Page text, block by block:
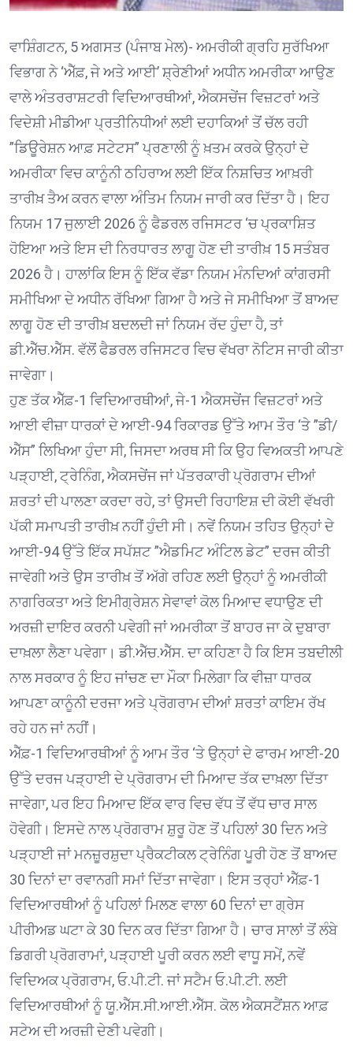
ਵਾਸ਼ਿੰਗਟਨ, 5 ਅਗਸਤ (ਪੰਜਾਬ ਮੇਲ)- ਅਮਰੀਕੀ ਗ੍ਰਹਿ ਸੁਰੱਖਿਆ
ਵਿਭਾਗ ਨੇ ‘ਐੱਫ਼, ਜੇ ਅਤੇ ਆਈ’ ਸ਼੍ਰੇਣੀਆਂ ਅਧੀਨ ਅਮਰੀਕਾ ਆਉਣ
ਵਾਲੇ ਅੰਤਰਰਾਸ਼ਟਰੀ ਵਿਦਿਆਰਥੀਆਂ, ਐਕਸਚੇਂਜ ਵਿਜ਼ਟਰਾਂ ਅਤੇ
ਵਿਦੇਸ਼ੀ ਮੀਡੀਆ ਪ੍ਰਤੀਨਿਧੀਆਂ ਲਈ ਦਹਾਕਿਆਂ ਤੋਂ ਚੱਲ ਰਹੀ
”ਡਿਊਰੇਸ਼ਨ ਆਫ਼ ਸਟੇਟਸ” ਪ੍ਰਣਾਲੀ ਨੂੰ ਖ਼ਤਮ ਕਰਕੇ ਉਨ੍ਹਾਂ ਦੇ
ਅਮਰੀਕਾ ਵਿਚ ਕਾਨੂੰਨੀ ਠਹਿਰਾਅ ਲਈ ਇੱਕ ਨਿਸ਼ਚਿਤ ਆਖ਼ਰੀ
ਤਾਰੀਖ਼ ਤੈਅ ਕਰਨ ਵਾਲਾ ਅੰਤਿਮ ਨਿਯਮ ਜਾਰੀ ਕਰ ਦਿੱਤਾ ਹੈ। ਇਹ
ਨਿਯਮ 17 ਜੁਲਾਈ 2026 ਨੂੰ ਫੈਡਰਲ ਰਜਿਸਟਰ ‘ਚ ਪ੍ਰਕਾਸ਼ਿਤ
ਹੋਇਆ ਅਤੇ ਇਸ ਦੀ ਨਿਰਧਾਰਤ ਲਾਗੂ ਹੋਣ ਦੀ ਤਾਰੀਖ਼ 15 ਸਤੰਬਰ
2026 ਹੈ। ਹਾਲਾਂਕਿ ਇਸ ਨੂੰ ਇੱਕ ਵੱਡਾ ਨਿਯਮ ਮੰਨਦਿਆਂ ਕਾਂਗਰਸੀ
ਸਮੀਖਿਆ ਦੇ ਅਧੀਨ ਰੱਖਿਆ ਗਿਆ ਹੈ ਅਤੇ ਜੇ ਸਮੀਖਿਆ ਤੋਂ ਬਾਅਦ
ਲਾਗੂ ਹੋਣ ਦੀ ਤਾਰੀਖ਼ ਬਦਲਦੀ ਜਾਂ ਨਿਯਮ ਰੱਦ ਹੁੰਦਾ ਹੈ, ਤਾਂ
ਡੀ.ਐੱਚ.ਐੱਸ. ਵੱਲੋਂ ਫੈਡਰਲ ਰਜਿਸਟਰ ਵਿਚ ਵੱਖਰਾ ਨੋਟਿਸ ਜਾਰੀ ਕੀਤਾ
ਜਾਵੇਗਾ।
ਹੁਣ ਤੱਕ ਐੱਫ਼-1 ਵਿਦਿਆਰਥੀਆਂ, ਜੇ-1 ਐਕਸਚੇਂਜ ਵਿਜ਼ਟਰਾਂ ਅਤੇ
ਆਈ ਵੀਜ਼ਾ ਧਾਰਕਾਂ ਦੇ ਆਈ-94 ਰਿਕਾਰਡ ਉੱਤੇ ਆਮ ਤੌਰ ‘ਤੇ ”ਡੀ/
ਐੱਸ” ਲਿਖਿਆ ਹੁੰਦਾ ਸੀ, ਜਿਸਦਾ ਅਰਥ ਸੀ ਕਿ ਉਹ ਵਿਅਕਤੀ ਆਪਣੇ
ਪੜ੍ਹਾਈ, ਟ੍ਰੇਨਿੰਗ, ਐਕਸਚੇਂਜ ਜਾਂ ਪੱਤਰਕਾਰੀ ਪ੍ਰੋਗਰਾਮ ਦੀਆਂ
ਸ਼ਰਤਾਂ ਦੀ ਪਾਲਣਾ ਕਰਦਾ ਰਹੇ, ਤਾਂ ਉਸਦੀ ਰਿਹਾਇਸ਼ ਦੀ ਕੋਈ ਵੱਖਰੀ
ਪੱਕੀ ਸਮਾਪਤੀ ਤਾਰੀਖ਼ ਨਹੀਂ ਹੁੰਦੀ ਸੀ। ਨਵੇਂ ਨਿਯਮ ਤਹਿਤ ਉਨ੍ਹਾਂ ਦੇ
ਆਈ-94 ਉੱਤੇ ਇੱਕ ਸਪੱਸ਼ਟ ”ਐਡਮਿਟ ਅੰਟਿਲ ਡੇਟ” ਦਰਜ ਕੀਤੀ
ਜਾਵੇਗੀ ਅਤੇ ਉਸ ਤਾਰੀਖ਼ ਤੋਂ ਅੱਗੇ ਰਹਿਣ ਲਈ ਉਨ੍ਹਾਂ ਨੂੰ ਅਮਰੀਕੀ
ਨਾਗਰਿਕਤਾ ਅਤੇ ਇਮੀਗ੍ਰੇਸ਼ਨ ਸੇਵਾਵਾਂ ਕੋਲ ਮਿਆਦ ਵਧਾਉਣ ਦੀ
ਅਰਜ਼ੀ ਦਾਇਰ ਕਰਨੀ ਪਵੇਗੀ ਜਾਂ ਅਮਰੀਕਾ ਤੋਂ ਬਾਹਰ ਜਾ ਕੇ ਦੁਬਾਰਾ
ਦਾਖ਼ਲਾ ਲੈਣਾ ਪਵੇਗਾ। ਡੀ.ਐੱਚ.ਐੱਸ. ਦਾ ਕਹਿਣਾ ਹੈ ਕਿ ਇਸ ਤਬਦੀਲੀ
ਨਾਲ ਸਰਕਾਰ ਨੂੰ ਇਹ ਜਾਂਚਣ ਦਾ ਮੌਕਾ ਮਿਲੇਗਾ ਕਿ ਵੀਜ਼ਾ ਧਾਰਕ
ਆਪਣਾ ਕਾਨੂੰਨੀ ਦਰਜਾ ਅਤੇ ਪ੍ਰੋਗਰਾਮ ਦੀਆਂ ਸ਼ਰਤਾਂ ਕਾਇਮ ਰੱਖ
ਰਹੇ ਹਨ ਜਾਂ ਨਹੀਂ।
ਐੱਫ਼-1 ਵਿਦਿਆਰਥੀਆਂ ਨੂੰ ਆਮ ਤੌਰ ‘ਤੇ ਉਨ੍ਹਾਂ ਦੇ ਫਾਰਮ ਆਈ-20
ਉੱਤੇ ਦਰਜ ਪੜ੍ਹਾਈ ਦੇ ਪ੍ਰੋਗਰਾਮ ਦੀ ਮਿਆਦ ਤੱਕ ਦਾਖ਼ਲਾ ਦਿੱਤਾ
ਜਾਵੇਗਾ, ਪਰ ਇਹ ਮਿਆਦ ਇੱਕ ਵਾਰ ਵਿਚ ਵੱਧ ਤੋਂ ਵੱਧ ਚਾਰ ਸਾਲ
ਹੋਵੇਗੀ। ਇਸਦੇ ਨਾਲ ਪ੍ਰੋਗਰਾਮ ਸ਼ੁਰੂ ਹੋਣ ਤੋਂ ਪਹਿਲਾਂ 30 ਦਿਨ ਅਤੇ
ਪੜ੍ਹਾਈ ਜਾਂ ਮਨਜ਼ੂਰਸ਼ੁਦਾ ਪ੍ਰੈਕਟੀਕਲ ਟ੍ਰੇਨਿੰਗ ਪੂਰੀ ਹੋਣ ਤੋਂ ਬਾਅਦ
30 ਦਿਨਾਂ ਦਾ ਰਵਾਨਗੀ ਸਮਾਂ ਦਿੱਤਾ ਜਾਵੇਗਾ। ਇਸ ਤਰ੍ਹਾਂ ਐੱਫ਼-1
ਵਿਦਿਆਰਥੀਆਂ ਨੂੰ ਪਹਿਲਾਂ ਮਿਲਣ ਵਾਲਾ 60 ਦਿਨਾਂ ਦਾ ਗ੍ਰੇਸ
ਪੀਰੀਅਡ ਘਟਾ ਕੇ 30 ਦਿਨ ਕਰ ਦਿੱਤਾ ਗਿਆ ਹੈ। ਚਾਰ ਸਾਲਾਂ ਤੋਂ ਲੰਬੇ
ਡਿਗਰੀ ਪ੍ਰੋਗਰਾਮਾਂ, ਪੜ੍ਹਾਈ ਪੂਰੀ ਕਰਨ ਲਈ ਵਾਧੂ ਸਮੇਂ, ਨਵੇਂ
ਵਿਦਿਅਕ ਪ੍ਰੋਗਰਾਮ, ਓ.ਪੀ.ਟੀ. ਜਾਂ ਸਟੈਮ ਓ.ਪੀ.ਟੀ. ਲਈ
ਵਿਦਿਆਰਥੀਆਂ ਨੂੰ ਯੂ.ਐੱਸ.ਸੀ.ਆਈ.ਐੱਸ. ਕੋਲ ਐਕਸਟੈਂਸ਼ਨ ਆਫ਼
ਸਟੇਅ ਦੀ ਅਰਜ਼ੀ ਦੇਣੀ ਪਵੇਗੀ।